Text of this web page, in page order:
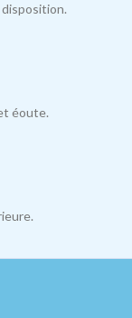
éoute.